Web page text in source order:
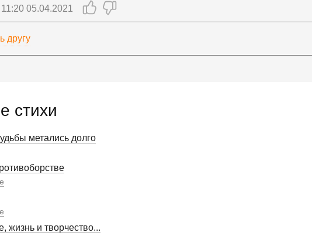
стихи
метались долго
жизнь и творчество...
05.04.2021
другу